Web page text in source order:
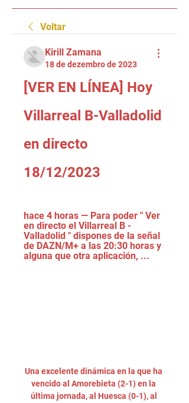
Voltar
Kirill Zamana
18 de dezembro de 2023
[VER EN LÍNEA] Hoy
Villarreal B-Valladolid
en directo
18/12/2023
hace 4 horas — Para poder " Ver
en directo el Villarreal B -
Valladolid " dispones de la señal
de DAZN/M+ a las 20:30 horas y
alguna que otra aplicación, ...
Una excelente dinámica en la que ha
vencido al Amorebieta (2-1) en la
última jornada, al Huesca (0-1), al